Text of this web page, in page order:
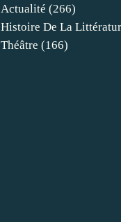
Actualité (266)
Histoire De La
Théâtre (166)